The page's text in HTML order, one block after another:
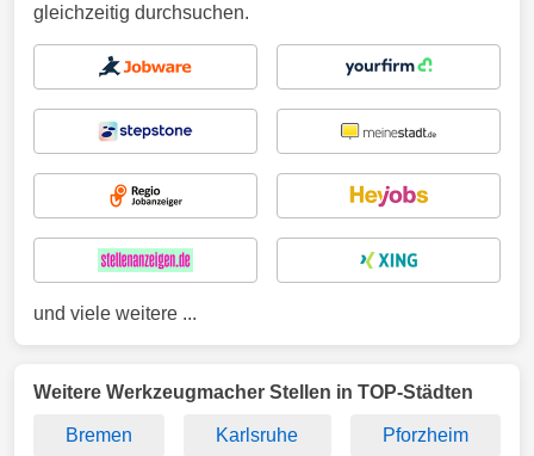
gleichzeitig durchsuchen.
und viele weitere ...
Weitere Werkzeugmacher Stellen in TOP-Städten
Bremen Karlsruhe Pforzheim